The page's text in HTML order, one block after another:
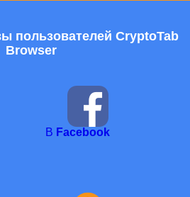
пользователей CryptoTab
Browser
В Facebook